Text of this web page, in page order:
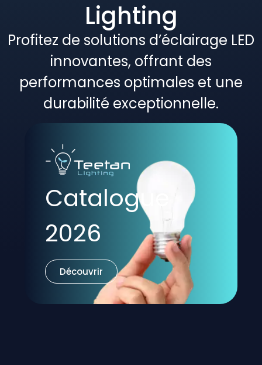
Lighting
Profitez de solutions d’éclairage LED
innovantes, offrant des
performances optimales et une
durabilité exceptionnelle.
Catalogue
2026
Découvrir